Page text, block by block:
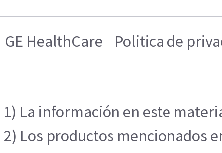
GE HealthCare Politica de
1) La información en este
2) Los productos mencionados